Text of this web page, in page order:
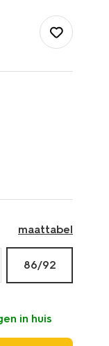
maattabel
86/92
in huis